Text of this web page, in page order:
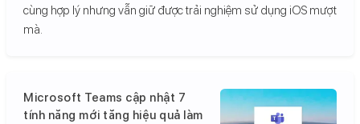
cùng hợp lý nhưng vẫn giữ được trải nghiệm sử dụng iOS mượt
mà.
Microsoft Teams cập nhật 7
tính năng mới tăng hiệu quả làm